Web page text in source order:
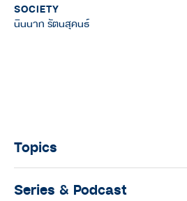
SOCIETY
นินนาท รัตนสุคนธ์
Topics
Series & Podcast